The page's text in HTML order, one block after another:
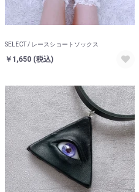
SELECT / レースショートソックス
￥1,650 (税込)